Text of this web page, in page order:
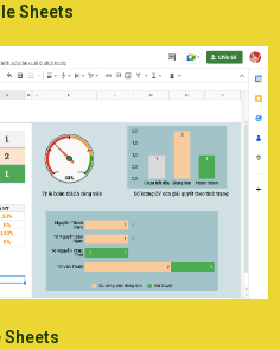
Sheets
Sheets